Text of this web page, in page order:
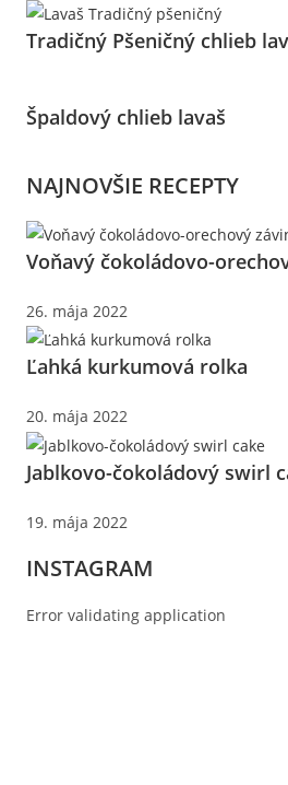
Tradičný Pšeničný chlieb
Špaldový chlieb lavaš
NAJNOVŠIE RECEPTY
Voňavý čokoládovo-
26. mája 2022
Ľahká kurkumová rolka
20. mája 2022
Jablkovo-čokoládový swirl
19. mája 2022
INSTAGRAM
Error validating application